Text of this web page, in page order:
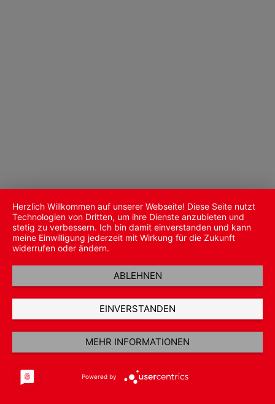
Herzlich Willkommen auf unserer Webseite! Diese Seite nutzt
Technologien von Dritten, um ihre Dienste anzubieten und
stetig zu verbessern. Ich bin damit einverstanden und kann
meine Einwilligung jederzeit mit Wirkung für die Zukunft
widerrufen oder ändern.
ABLEHNEN
EINVERSTANDEN
MEHR INFORMATIONEN
Powered by